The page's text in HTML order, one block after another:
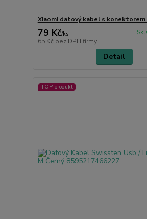
Xiaomi datový kabel s konektorem
79 Kč/ks
65 Kč bez DPH firmy
Detail
TOP produkt